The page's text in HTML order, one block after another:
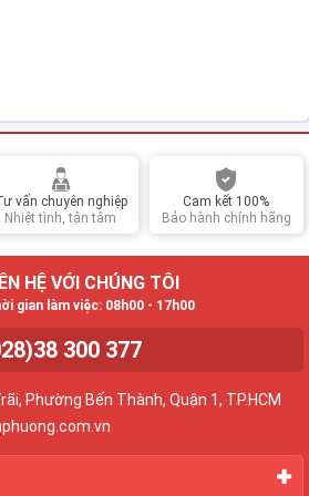
vấn chuyên nghiệp
Nhiệt tình, tận tâm
Cam kết 100%
Bảo hành chính hãng
HỆ VỚI CHÚNG TÔI
gian làm việc: 08h00 - 17h00
300 377
Phường Bến Thành, Quận 1, TP.HCM